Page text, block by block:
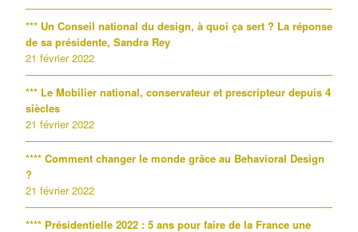
*** Un Conseil national du design, à quoi ça sert ? La réponse
de sa présidente, Sandra Rey
21 février 2022
*** Le Mobilier national, conservateur et prescripteur depuis 4
siècles
21 février 2022
**** Comment changer le monde grâce au Behavioral Design
?
21 février 2022
**** Présidentielle 2022 : 5 ans pour faire de la France une